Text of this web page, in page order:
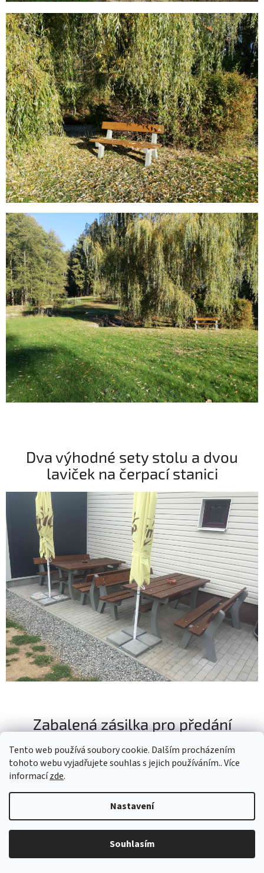
Tento web používá soubory cookie. Dalším procházením
tohoto webu vyjadřujete souhlas s jejich používáním.. Více
informacízde.
Nastavení
Souhlasím
Dva výhodné sety stolu a dvou
laviček na čerpací stanici
Zabalená zásilka pro předání